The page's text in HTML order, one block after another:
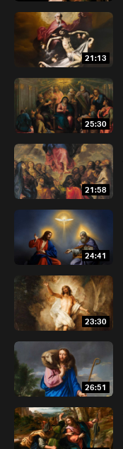
21:13
25:30
21:58
24:41
23:30
26:51